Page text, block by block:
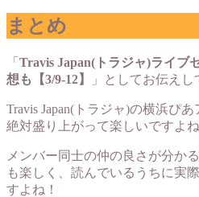
まとめ
「 Travis Japan(トラジャ)ライブ
想も【3/9-12】
」としてお伝えし
Travis Japan(トラジャ)の横浜ぴ
絶対盛り上がって楽しいですよね
メンバー同士の仲の良さが分か
も楽しく、読んでいるうちに実
すよね！